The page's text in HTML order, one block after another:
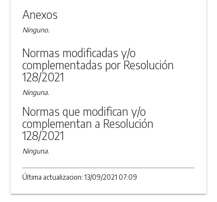
Anexos
Ninguno.
Normas modificadas y/o
complementadas por Resolución
128/2021
Ninguna.
Normas que modifican y/o
complementan a Resolución
128/2021
Ninguna.
Última actualizacion: 13/09/2021 07:09